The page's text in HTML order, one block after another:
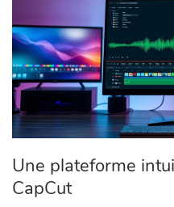
Une plateforme
CapCut